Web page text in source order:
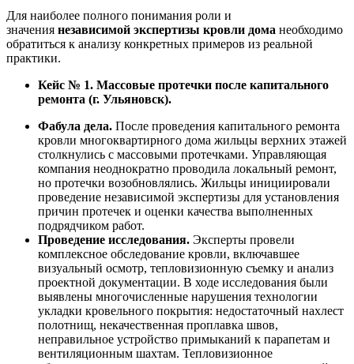
Для наиболее полного понимания роли и
значения независимой экспертизы кровли дома необходимо
обратиться к анализу конкретных примеров из реальной
практики.
Кейс № 1. Массовые протечки после капитального
ремонта (г. Ульяновск).
Фабула дела. После проведения капитального ремонта
кровли многоквартирного дома жильцы верхних этажей
столкнулись с массовыми протечками. Управляющая
компания неоднократно проводила локальный ремонт,
но протечки возобновлялись. Жильцы инициировали
проведение независимой экспертизы для установления
причин протечек и оценки качества выполненных
подрядчиком работ.
Проведение исследования. Эксперты провели
комплексное обследование кровли, включавшее
визуальный осмотр, тепловизионную съемку и анализ
проектной документации. В ходе исследования были
выявлены многочисленные нарушения технологии
укладки кровельного покрытия: недостаточный нахлест
полотнищ, некачественная проплавка швов,
неправильное устройство примыканий к парапетам и
вентиляционным шахтам. Тепловизионное